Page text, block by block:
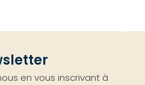
en vous inscrivant à